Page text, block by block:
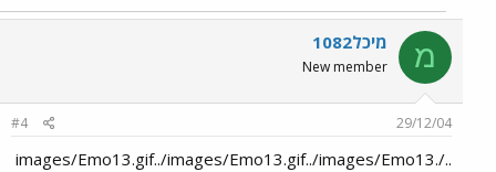
מ מיכל1082
New member
29/12/04
#4
../images/Emo13.gif../images/Emo13.gif../images/Emo13.